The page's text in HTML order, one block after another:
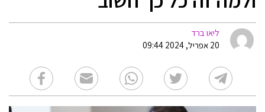
ליאו ברד
20 אפריל, 2024 09:44